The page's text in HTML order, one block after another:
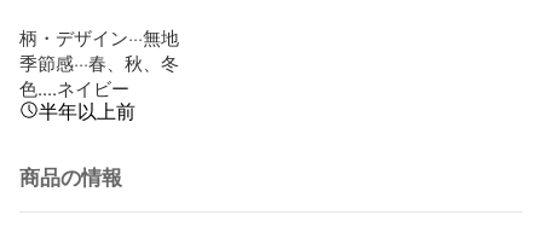
柄・デザイン···無地
季節感···春、秋、冬
色....ネイビー
半年以上前
商品の情報